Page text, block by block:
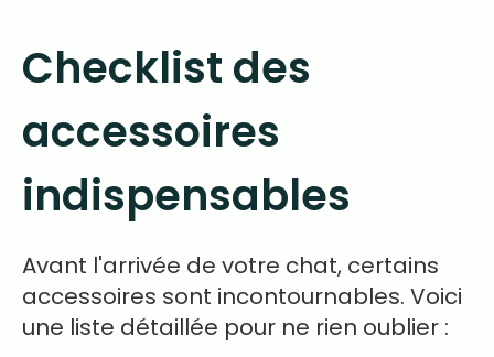
Checklist des
accessoires
indispensables
Avant l'arrivée de votre chat, certains
accessoires sont incontournables. Voici
une liste détaillée pour ne rien oublier :